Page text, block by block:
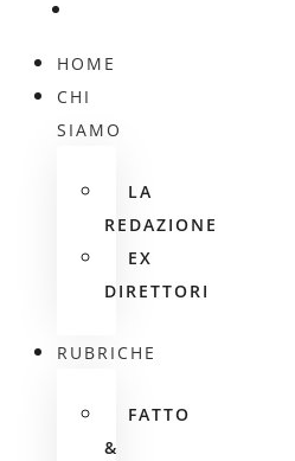
HOME
CHI
SIAMO
LA
REDAZIONE
EX
DIRETTORI
RUBRICHE
FATTO
&